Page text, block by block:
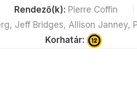
Rendező(k): Pierre Coffin
Jeff Bridges, Allison Janney,
Korhatár: